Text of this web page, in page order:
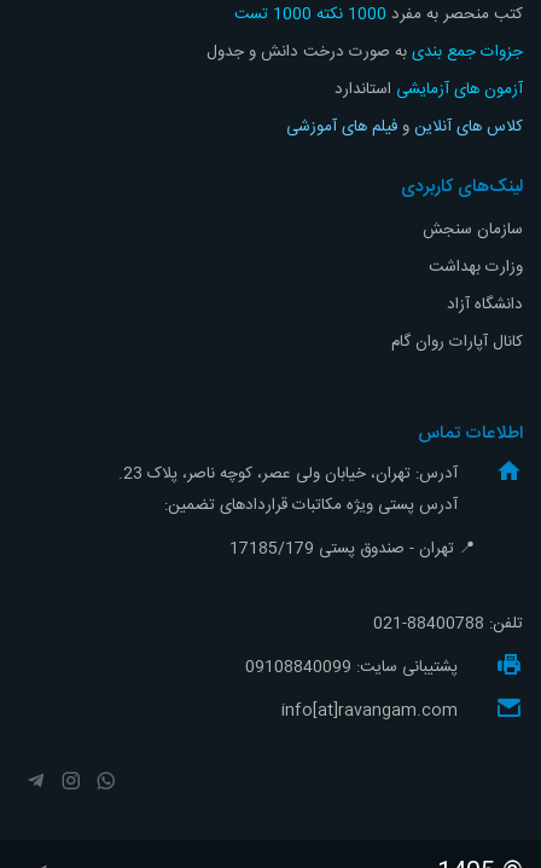
کتب منحصر به مفرد 1000 نکته 1000 تست
جزوات جمع بندیبه صورت درخت دانش و جدول
آزمون های آزمایشی استاندارد
کلاس های آنلاینو فیلم های آموزشی
لینک‌های کاربردی
سازمان سنجش
وزارت بهداشت
دانشگاه آزاد
کانال آپارات روان گام
اطلاعات تماس
آدرس: تهران، خیابان ولی عصر، کوچه ناصر، پلاک 23.
آدرس پستی ویژه مکاتبات قراردادهای تضمین:
📍 تهران - صندوق پستی 17185/179
تلفن: 88400788-021
پشتیبانی سایت: 09108840099
info[at]ravangam.com